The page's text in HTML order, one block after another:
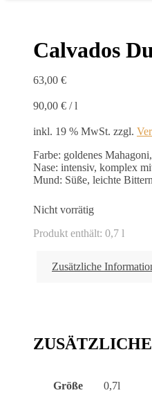
Calvados
63,00 €
90,00 € /l
inkl. 19 % MwSt. zzgl.
Farbe: goldenes
Nase: intensiv, komplex
Mund: Süße, leichte
Nicht vorrätig
Produkt enthält: 0,7 l
Zusätzliche
Größe 0,7l